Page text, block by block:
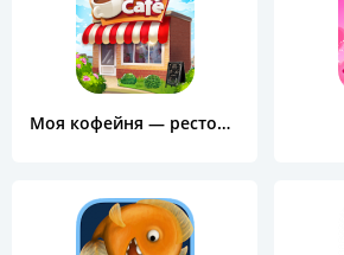
Моя кофейня — ресторан мечты